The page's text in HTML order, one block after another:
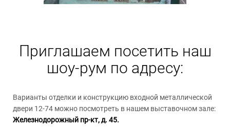
Приглашаем посетить наш
шоу-рум по адресу:
Варианты отделки и конструкцию входной металлической
двери 12-74 можно посмотреть в нашем выставочном зале:
Железнодорожный пр-кт, д. 45.